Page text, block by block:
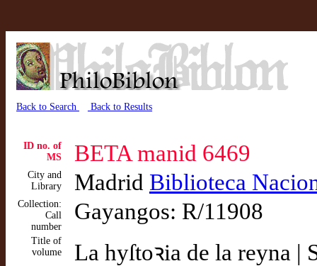
Back to Search Back to Results
ID no. of
MS
BETA manid 6469
City and
Library
Madrid Biblioteca
Collection:
Call
number
Gayangos: R/11908
Title of
volume
La hyſtoꝛia de la reyna |